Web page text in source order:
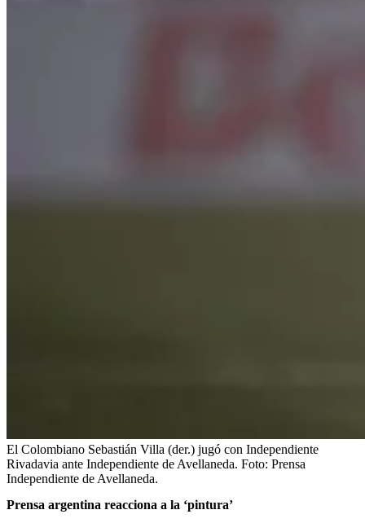
El Colombiano Sebastián Villa (der.) jugó con Independiente
Rivadavia ante Independiente de Avellaneda. Foto: Prensa
Independiente de Avellaneda.
Prensa argentina reacciona a la ‘pintura’